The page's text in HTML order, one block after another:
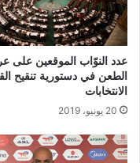
عدد النوّاب الموقعين على
الطعن في دستورية تنقيح
الانتخابات
20 يونيو، 2019